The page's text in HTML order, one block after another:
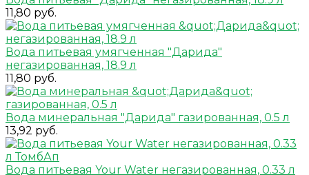
11,80 руб.
Вода питьевая умягченная "Дарида"
негазированная, 18.9 л
11,80 руб.
Вода минеральная "Дарида" газированная, 0.5 л
13,92 руб.
Вода питьевая Your Water негазированная, 0.33 л